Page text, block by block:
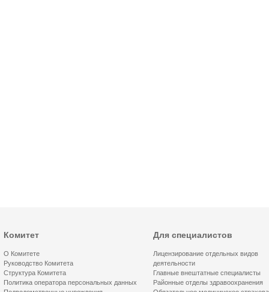
Комитет
О Комитете
Руководство Комитета
Структура Комитета
Политика оператора персональных данных
Для специалистов
Лицензирование отдельных видов
деятельности
Главные внештатные специалисты
Районные отделы здравоохранения